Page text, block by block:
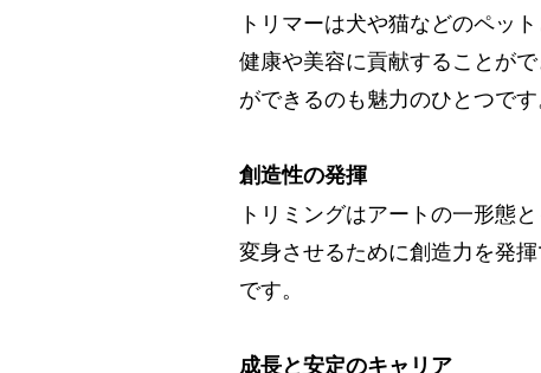
トリマーは犬や猫などのペッ
健康や美容に貢献することが
ができるのも魅力のひとつです
創造性の発揮
トリミングはアートの一形態
変身させるために創造力を発
です。
成長と安定のキャリア